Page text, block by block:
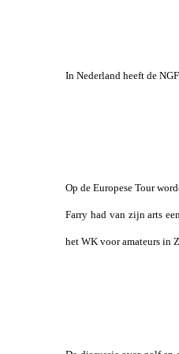
In Nederland heeft de
Op de Europese Tour
Farry had van zijn arts
het WK voor amateurs in